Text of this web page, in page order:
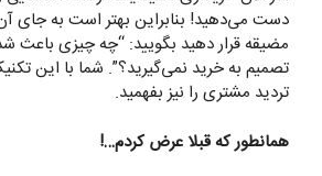
دست می‌دهید! بنابراین بهتر است به جای
مضیقه قرار دهید بگویید: “چه چیزی باعث
تصمیم به خرید نمی‌گیرید؟”. شما با این
تردید مشتری را نیز بفهمید.
همانطور که قبلا عرض کردم…!